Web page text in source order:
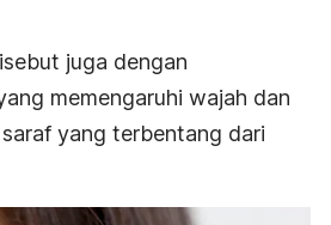
juga dengan
memengaruhi wajah dan
yang terbentang dari